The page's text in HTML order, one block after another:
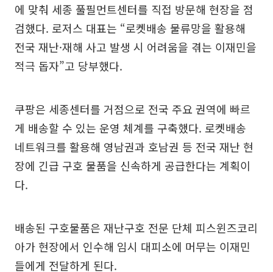
에 맞춰 세종 풀필먼트센터를 직접 방문해 현장을 점
검했다. 로저스 대표는 “로켓배송 물류망을 활용해
전국 재난·재해 사고 발생 시 어려움을 겪는 이재민을
적극 돕자”고 당부했다.
쿠팡은 세종센터를 거점으로 전국 주요 권역에 빠르
게 배송할 수 있는 운영 체계를 구축했다. 로켓배송
네트워크를 활용해 영남권과 호남권 등 전국 재난 현
장에 긴급 구호 물품을 신속하게 공급한다는 계획이
다.
배송된 구호물품은 재난구호 전문 단체 피스윈즈코리
아가 현장에서 인수해 임시 대피소에 머무는 이재민
들에게 전달하게 된다.